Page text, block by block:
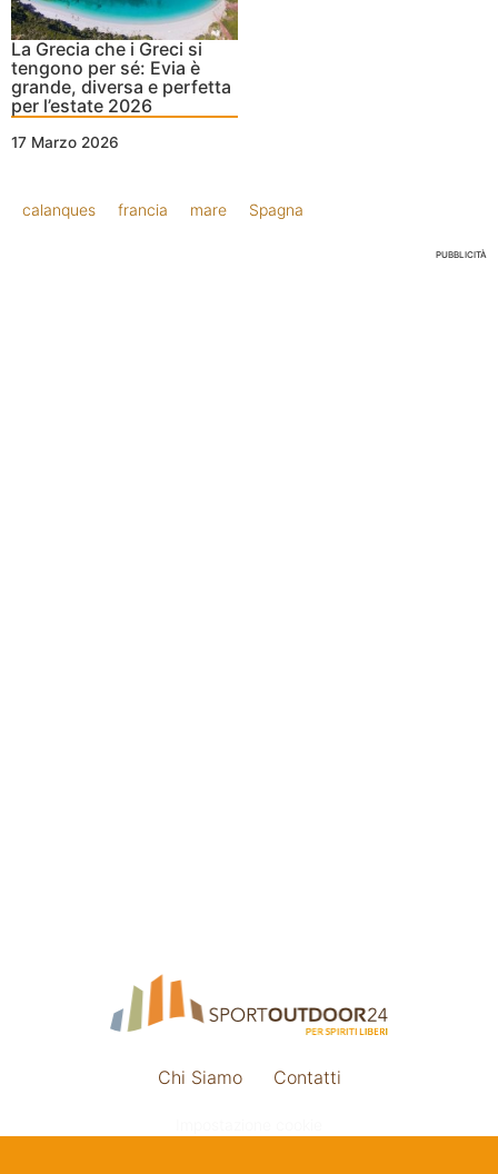
La Grecia che i Greci si
tengono per sé: Evia è
grande, diversa e perfetta
per l’estate 2026
17 Marzo 2026
calanques francia mare Spagna
PUBBLICITÀ
Chi Siamo Contatti